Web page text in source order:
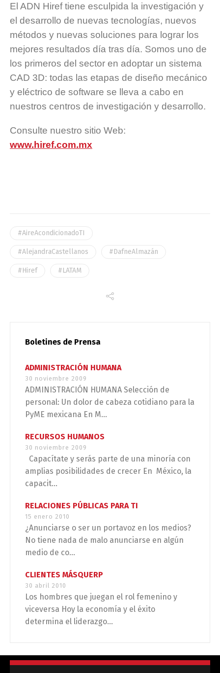
El ADN Hiref tiene esculpida la investigación y
el desarrollo de nuevas tecnologías, nuevos
métodos y nuevas soluciones para lograr los
mejores resultados día tras día. Somos uno de
los primeros del sector en adoptar un sistema
CAD 3D: todas las etapas de diseño mecánico
y eléctrico de software se lleva a cabo en
nuestros centros de investigación y desarrollo.
Consulte nuestro sitio Web:
www.hiref.com.mx
#AireAcondicionadoTI
#AlejandraCastellanos #DafneAlmazán
#Hiref #LATAM
Boletines de Prensa
ADMINISTRACIÓN HUMANA
30 noviembre 2009
ADMINISTRACIÓN HUMANA Selección de
personal: Un dolor de cabeza cotidiano para la
PyME mexicana En M...
RECURSOS HUMANOS
30 noviembre 2009
Capacítate y serás parte de una minoría con
amplias posibilidades de crecer En México, la
capacit...
RELACIONES PÚBLICAS PARA TI
15 enero 2010
¿Anunciarse o ser un portavoz en los medios?
No tiene nada de malo anunciarse en algún
medio de co...
CLIENTES MÁSQUERP
30 abril 2010
Los hombres que juegan el rol femenino y
viceversa Hoy la economía y el éxito
determina el liderazgo...